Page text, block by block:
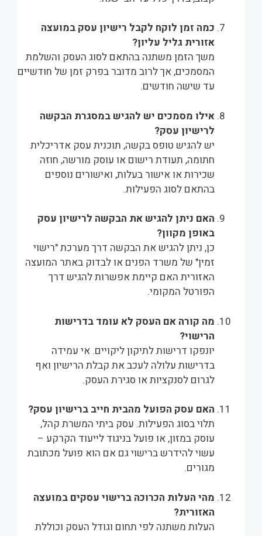
כמה זמן לוקח לקבל רישיון עסק במועצה
אזורית גליל עליון?
משך הזמן משתנה בהתאם לסוג העסק והשלמת
המסמכים, אך לרוב מדובר בפרק זמן של חודשיים
עד שישה חודשים.
אילו מסמכים יש להגיש במסגרת הבקשה
לרישיון עסק?
יש להגיש טופס בקשה, תוכנית עסק אדריכלית
חתומה, תעודת רישום או עוסק מורשה, חוזה
שכירות או אישור בעלות, ואישורים נוספים
בהתאם לסוג הפעילות.
האם ניתן להגיש את הבקשה לרישיון עסק
באופן מקוון?
כן, ניתן להגיש את הבקשה דרך מערכת "רישוי
זמין" של משרד הפנים או לבדוק באתר המועצה
האזורית האם קיימת אפשרות להגיש דרך
הפורטל המקומי.
מה קורה אם העסק לא עומד בדרישות
הרישוי?
יונפקו דרישות לתיקון ליקויים. אי עמידה
בדרישות עלולה לעכב את קבלת הרישיון ואף
לגרום לסנקציות או סגירת העסק.
האם עסק הפועל מהבית חייב ברישיון עסק?
תלוי בסוג הפעילות. עסק ביתי המשרת קהל,
עוסק במזון, או פועל בניגוד לייעוד הקרקע –
עשוי להידרש ברישוי גם אם הוא פועל מכתובת
מגורים.
מהי העלות הכרוכה ברישוי עסקים במועצה
האזורית?
העלות משתנה לפי תחום וגודל העסק וכוללת